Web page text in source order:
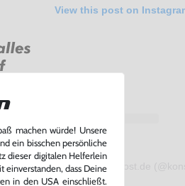
View this post on
A post shared by konsolenkost.de
machen würde! Unsere
ein bisschen persönliche
dieser digitalen Helferlein
einverstanden, dass Deine
in den USA einschließt.